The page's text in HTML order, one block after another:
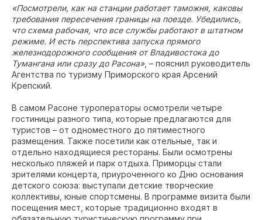
«Посмотрели, как на станции работает таможня, каковы
требования пересечения границы на поезде. Убедились,
что схема рабочая, что все службы работают в штатном
режиме. И есть перспектива запуска прямого
железнодорожного сообщения от Владивостока до
Тумангана или сразу до Расона», – пояснил руководитель
Агентства по туризму Приморского края Арсений
Крепский.
В самом Расоне туроператоры осмотрели четыре
гостиницы разного типа, которые предлагаются для
туристов – от одноместного до пятиместного
размещения. Также посетили как отельные, так и
отдельно находящиеся рестораны. Были осмотрены
несколько пляжей и парк отдыха. Приморцы стали
зрителями концерта, приуроченного ко Дню основания
детского союза: выступали детские творческие
коллективы, юные спортсмены. В программе визита были
посещения мест, которые традиционно входят в